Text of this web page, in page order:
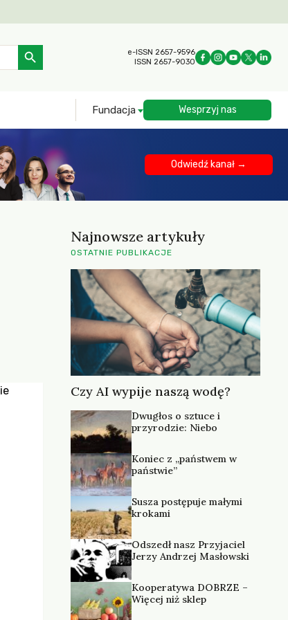
Search Button
e-ISSN 2657-9596
ISSN 2657-9030
Fundacja Wesprzyj nas
Odwiedź kanał →
Najnowsze artykuły
OSTATNIE PUBLIKACJE
Czy AI wypije naszą wodę?
Dwugłos o sztuce i
przyrodzie: Niebo
Koniec z „państwem w
państwie”
Susza postępuje małymi
krokami
Odszedł nasz Przyjaciel
Jerzy Andrzej Masłowski
Kooperatywa DOBRZE –
Więcej niż sklep